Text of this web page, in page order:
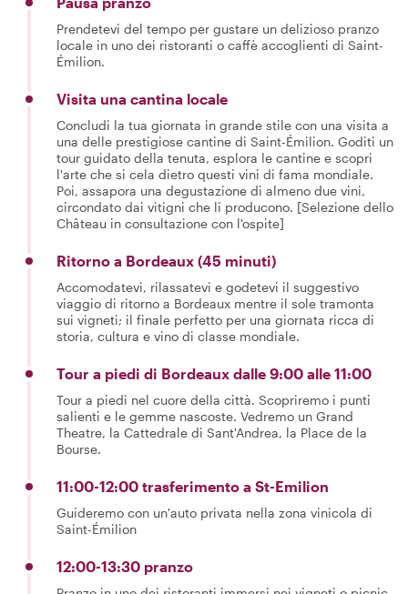
Prendetevi del tempo per gustare un delizioso pranzo
locale in uno dei ristoranti o caffè accoglienti di Saint-
Émilion.
Visita una cantina locale
Concludi la tua giornata in grande stile con una visita a
una delle prestigiose cantine di Saint-Émilion. Goditi un
tour guidato della tenuta, esplora le cantine e scopri
l'arte che si cela dietro questi vini di fama mondiale.
Poi, assapora una degustazione di almeno due vini,
circondato dai vitigni che li producono. [Selezione dello
Château in consultazione con l'ospite]
Ritorno a Bordeaux (45 minuti)
Accomodatevi, rilassatevi e godetevi il suggestivo
viaggio di ritorno a Bordeaux mentre il sole tramonta
sui vigneti; il finale perfetto per una giornata ricca di
storia, cultura e vino di classe mondiale.
Tour a piedi di Bordeaux dalle 9:00 alle 11:00
Tour a piedi nel cuore della città. Scopriremo i punti
salienti e le gemme nascoste. Vedremo un Grand
Theatre, la Cattedrale di Sant'Andrea, la Place de la
Bourse.
11:00-12:00 trasferimento a St-Emilion
Guideremo con un'auto privata nella zona vinicola di
Saint-Émilion
12:00-13:30 pranzo